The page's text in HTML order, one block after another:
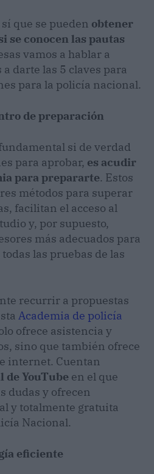
que se pueden obtener
se conocen las pautas
vamos a hablar a
darte las 5 claves para
para la policía nacional.
de preparación
si de verdad
para aprobar, es acudir
para prepararte. Estos
métodos para superar
facilitan el acceso al
y, por supuesto,
más adecuados para
las pruebas de las
recurrir a propuestas
Academia de policía
ofrece asistencia y
sino que también ofrece
internet. Cuentan
de YouTube en el que
dudas y ofrecen
y totalmente gratuita
Nacional.
eficiente